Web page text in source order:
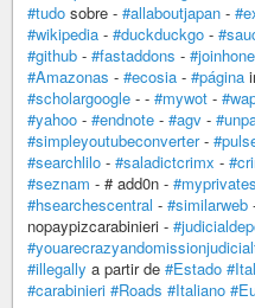
#tudo sobre - #allaboutjapan -
#wikipedia - #duckduckgo -
#github - #fastaddons -
#Amazonas - #ecosia - #página
#scholargoogle - - #mywot -
#yahoo - #endnote - #agv -
#simpleyoutubeconverter-
#searchlilo - #saladictcrimx -
#seznam - # add0n -
#hsearchescentral - #similarweb
nopaypizcarabinieri -
#illegally a partir de #Estado
#carabinieri #Roads #Italiano